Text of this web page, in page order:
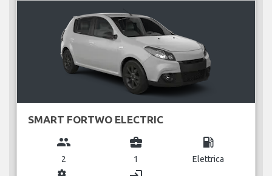
SMART FORTWO ELECTRIC
group
2
business_center
1
local_gas_station
Elettrica